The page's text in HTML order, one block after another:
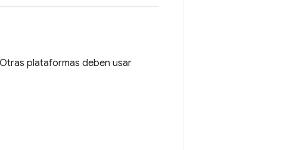
plataformas deben usar